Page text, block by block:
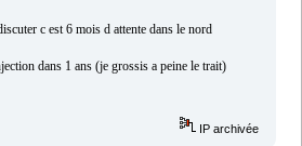
c est 6 mois d attente dans le nord
dans 1 ans (je grossis a peine le trait)
IP archivée